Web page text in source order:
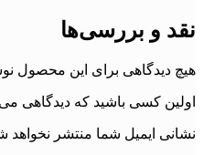
نقد و بررسی‌ها
هیچ دیدگاهی برای این محصول
اولین کسی باشید که دیدگاهی می نویسد “بستن 2 واحد
نشانی ایمیل شما منتشر نخواهد